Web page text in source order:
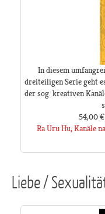
In diesem
dreiteiligen Serie geht
der sog. kreativen
54,00 €
Ra Uru Hu, Kanäle
Liebe /